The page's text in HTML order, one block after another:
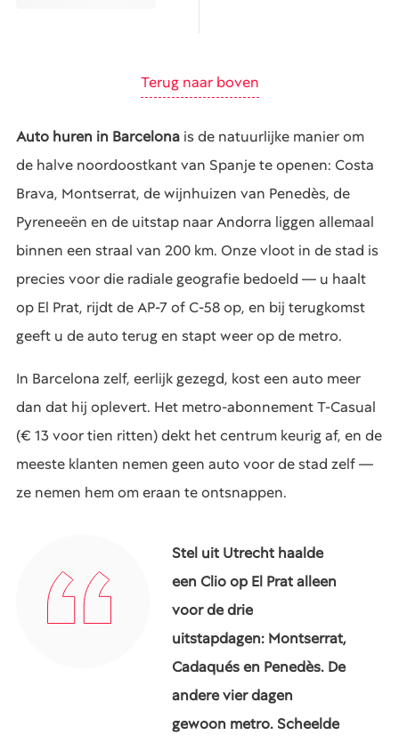
Terug naar boven
Auto huren in Barcelona is de natuurlijke manier om
de halve noordoostkant van Spanje te openen: Costa
Brava, Montserrat, de wijnhuizen van Penedès, de
Pyreneeën en de uitstap naar Andorra liggen allemaal
binnen een straal van 200 km. Onze vloot in de stad is
precies voor die radiale geografie bedoeld — u haalt
op El Prat, rijdt de AP-7 of C-58 op, en bij terugkomst
geeft u de auto terug en stapt weer op de metro.
In Barcelona zelf, eerlijk gezegd, kost een auto meer
dan dat hij oplevert. Het metro-abonnement T-Casual
(€ 13 voor tien ritten) dekt het centrum keurig af, en de
meeste klanten nemen geen auto voor de stad zelf —
ze nemen hem om eraan te ontsnappen.
Stel uit Utrecht haalde
een Clio op El Prat alleen
voor de drie
uitstapdagen: Montserrat,
Cadaqués en Penedès. De
andere vier dagen
gewoon metro. Scheelde